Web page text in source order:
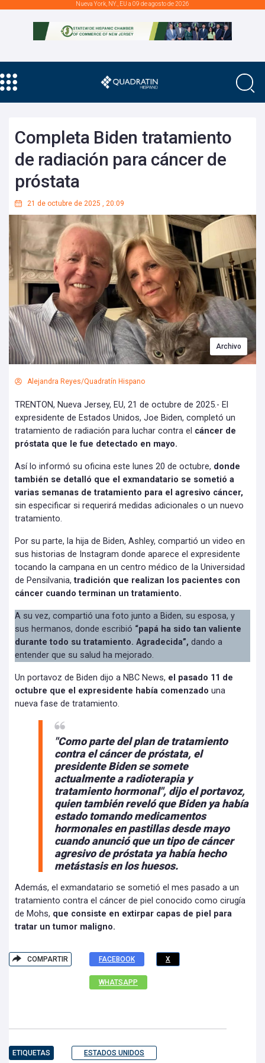
Nueva York, NY., EU a 09 de agosto de 2026
Completa Biden tratamiento
de radiación para cáncer de
próstata
21 de octubre de 2025 , 20:09
Archivo
Alejandra Reyes/Quadratín Hispano
TRENTON, Nueva Jersey, EU, 21 de octubre de 2025.- El
expresidente de Estados Unidos, Joe Biden, completó un
tratamiento de radiación para luchar contra el cáncer de
próstata que le fue detectado en mayo.
Así lo informó su oficina este lunes 20 de octubre, donde
también se detalló que el exmandatario se sometió a
varias semanas de tratamiento para el agresivo cáncer,
sin especificar si requerirá medidas adicionales o un nuevo
tratamiento.
Por su parte, la hija de Biden, Ashley, compartió un video en
sus historias de Instagram donde aparece el expresidente
tocando la campana en un centro médico de la Universidad
de Pensilvania,tradición que realizan los pacientes con
cáncer cuando terminan un tratamiento.
A su vez, compartió una foto junto a Biden, su esposa, y
sus hermanos, donde escribió “papá ha sido tan valiente
durante todo su tratamiento. Agradecida”, dando a
entender que su salud ha mejorado.
Un portavoz de Biden dijo a NBC News, el pasado 11 de
octubre que el expresidente había comenzado una
nueva fase de tratamiento.
"Como parte del plan de tratamiento
contra el cáncer de próstata, el
presidente Biden se somete
actualmente a radioterapia y
tratamiento hormonal", dijo el portavoz,
quien también reveló que Biden ya había
estado tomando medicamentos
hormonales en pastillas desde mayo
cuando anunció que un tipo de cáncer
agresivo de próstata ya había hecho
metástasis en los huesos.
Además, el exmandatario se sometió el mes pasado a un
tratamiento contra el cáncer de piel conocido como cirugía
de Mohs, que consiste en extirpar capas de piel para
tratar un tumor maligno.
COMPARTIR FACEBOOK X
WHATSAPP
ETIQUETAS ESTADOS UNIDOS